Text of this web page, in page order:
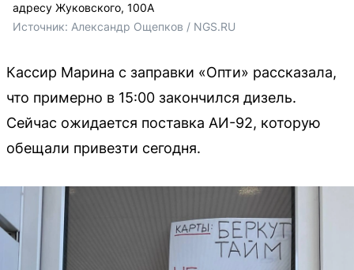
адресу Жуковского, 100А
Источник: Александр Ощепков / NGS.RU
Кассир Марина с заправки «Опти» рассказала,
что примерно в 15:00 закончился дизель.
Сейчас ожидается поставка АИ-92, которую
обещали привезти сегодня.